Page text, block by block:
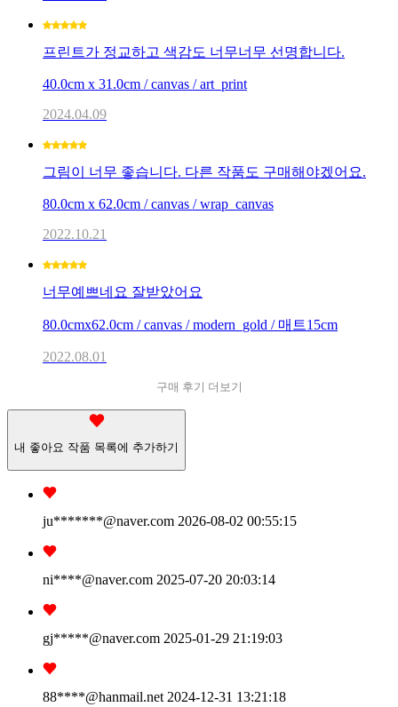
프린트가 정교하고 색감도 너무너무 선명합니다.
40.0cm x 31.0cm / canvas / art_print
2024.04.09
그림이 너무 좋습니다. 다른 작품도 구매해야겠어요.
80.0cm x 62.0cm / canvas / wrap_canvas
2022.10.21
너무예쁘네요 잘받았어요
80.0cmx62.0cm / canvas / modern_gold / 매트15cm
2022.08.01
구매 후기 더보기
내 좋아요 작품 목록에 추가하기
ju*******@naver.com 2026-08-02 00:55:15
ni****@naver.com 2025-07-20 20:03:14
gj*****@naver.com 2025-01-29 21:19:03
88****@hanmail.net 2024-12-31 13:21:18